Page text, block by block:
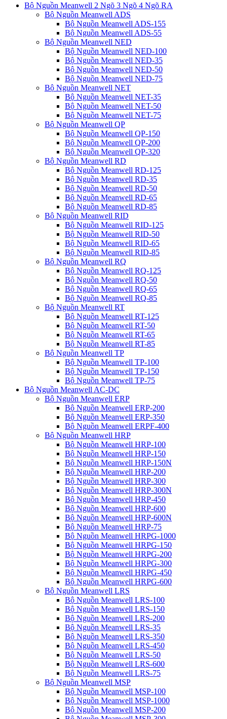
Bộ Nguồn Meanwell 2 Ngõ 3 Ngõ 4 Ngõ RA
Bộ Nguồn Meanwell ADS
Bộ Nguồn Meanwell ADS-155
Bộ Nguồn Meanwell ADS-55
Bộ Nguồn Meanwell NED
Bộ Nguồn Meanwell NED-100
Bộ Nguồn Meanwell NED-35
Bộ Nguồn Meanwell NED-50
Bộ Nguồn Meanwell NED-75
Bộ Nguồn Meanwell NET
Bộ Nguồn Meanwell NET-35
Bộ Nguồn Meanwell NET-50
Bộ Nguồn Meanwell NET-75
Bộ Nguồn Meanwell QP
Bộ Nguồn Meanwell QP-150
Bộ Nguồn Meanwell QP-200
Bộ Nguồn Meanwell QP-320
Bộ Nguồn Meanwell RD
Bộ Nguồn Meanwell RD-125
Bộ Nguồn Meanwell RD-35
Bộ Nguồn Meanwell RD-50
Bộ Nguồn Meanwell RD-65
Bộ Nguồn Meanwell RD-85
Bộ Nguồn Meanwell RID
Bộ Nguồn Meanwell RID-125
Bộ Nguồn Meanwell RID-50
Bộ Nguồn Meanwell RID-65
Bộ Nguồn Meanwell RID-85
Bộ Nguồn Meanwell RQ
Bộ Nguồn Meanwell RQ-125
Bộ Nguồn Meanwell RQ-50
Bộ Nguồn Meanwell RQ-65
Bộ Nguồn Meanwell RQ-85
Bộ Nguồn Meanwell RT
Bộ Nguồn Meanwell RT-125
Bộ Nguồn Meanwell RT-50
Bộ Nguồn Meanwell RT-65
Bộ Nguồn Meanwell RT-85
Bộ Nguồn Meanwell TP
Bộ Nguồn Meanwell TP-100
Bộ Nguồn Meanwell TP-150
Bộ Nguồn Meanwell TP-75
Bộ Nguồn Meanwell AC-DC
Bộ Nguồn Meanwell ERP
Bộ Nguồn Meanwell ERP-200
Bộ Nguồn Meanwell ERP-350
Bộ Nguồn Meanwell ERPF-400
Bộ Nguồn Meanwell HRP
Bộ Nguồn Meanwell HRP-100
Bộ Nguồn Meanwell HRP-150
Bộ Nguồn Meanwell HRP-150N
Bộ Nguồn Meanwell HRP-200
Bộ Nguồn Meanwell HRP-300
Bộ Nguồn Meanwell HRP-300N
Bộ Nguồn Meanwell HRP-450
Bộ Nguồn Meanwell HRP-600
Bộ Nguồn Meanwell HRP-600N
Bộ Nguồn Meanwell HRP-75
Bộ Nguồn Meanwell HRPG-1000
Bộ Nguồn Meanwell HRPG-150
Bộ Nguồn Meanwell HRPG-200
Bộ Nguồn Meanwell HRPG-300
Bộ Nguồn Meanwell HRPG-450
Bộ Nguồn Meanwell HRPG-600
Bộ Nguồn Meanwell LRS
Bộ Nguồn Meanwell LRS-100
Bộ Nguồn Meanwell LRS-150
Bộ Nguồn Meanwell LRS-200
Bộ Nguồn Meanwell LRS-35
Bộ Nguồn Meanwell LRS-350
Bộ Nguồn Meanwell LRS-450
Bộ Nguồn Meanwell LRS-50
Bộ Nguồn Meanwell LRS-600
Bộ Nguồn Meanwell LRS-75
Bộ Nguồn Meanwell MSP
Bộ Nguồn Meanwell MSP-100
Bộ Nguồn Meanwell MSP-1000
Bộ Nguồn Meanwell MSP-200